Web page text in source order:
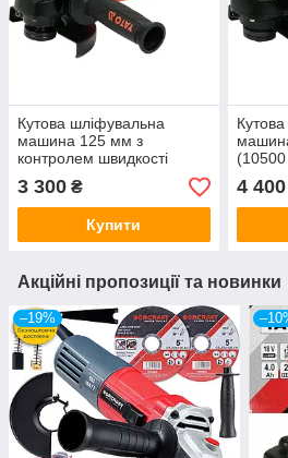
Кутова шліфувальна
машина 125 мм з
контролем швидкості
YATO YT-82098
3 300 ₴
Купити
(10500
821023
4 400
Акційні пропозиції та новинки
–19%